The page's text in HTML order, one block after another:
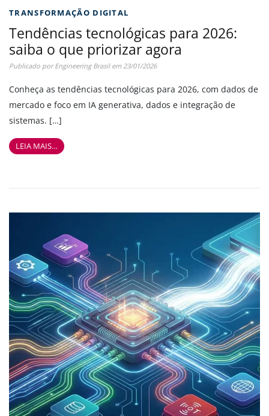
TRANSFORMAÇÃO DIGITAL
Tendências tecnológicas para 2026:
saiba o que priorizar agora
Publicado porEngineering Brasilem 23/01/2026
Conheça as tendências tecnológicas para 2026, com dados de
mercado e foco em IA generativa, dados e integração de
sistemas. […]
LEIA MAIS…